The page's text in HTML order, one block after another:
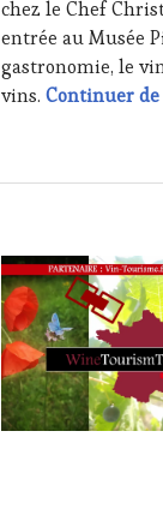
chez le Chef
entrée au Musée
gastronomie, le
vins. Continuer